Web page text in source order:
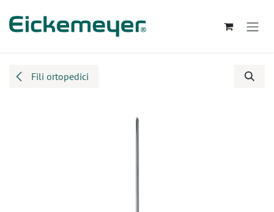
Fili ortopedici